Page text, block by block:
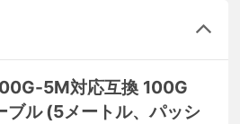
5M対応互換 100G
ブル (5メートル、パッシ